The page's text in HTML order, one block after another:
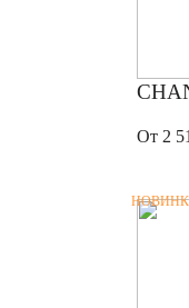
От 2